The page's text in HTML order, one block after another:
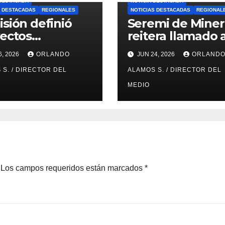
DESTACADAS
REGIONALES
definió
del
Concursable
de Nueva
2026 ORLANDO
S. / DIRECTOR DEL
NOTICIAS DESTACADAS
Seremi de
reitera llamado
pequeña minería
para
PAMMA Equipa y
Desarrolla 2026
JUN 24, 2026 ORLANDO
ALAMOS S. / DIRECTOR DEL
MEDIO
Los campos requeridos están marcados *